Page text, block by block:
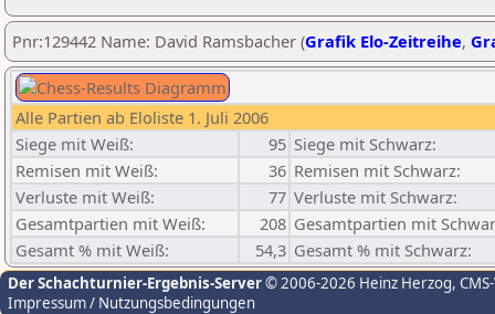
Pnr:129442 Name: David Ramsbacher (Grafik Elo-Zeitreihe,
Alle Partien ab Eloliste 1. Juli 2006
Siege mit Weiß:
95 Siege mit Schwarz:
Remisen mit Weiß:
36 Remisen mit Schwarz:
Verluste mit Weiß:
77 Verluste mit Schwarz:
Gesamtpartien mit Weiß:
208 Gesamtpartien mit
Gesamt % mit Weiß:
54,3 Gesamt % mit Schwarz:
Der Schachturnier-Ergebnis-Server© 2006-2026 Heinz Herzog,
Impressum / Nutzungsbedingungen